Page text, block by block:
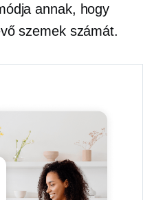
annak, hogy
szemek számát.